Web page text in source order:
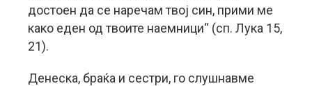
достоен да се наречам твој син, прими ме
како еден од твоите наемници“ (сп. Лука 15,
21).
Денеска, браќа и сестри, го слушнавме